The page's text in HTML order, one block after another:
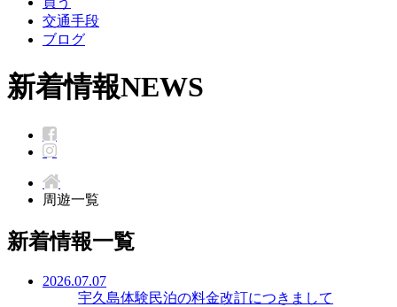
交通手段
ブログ
新着情報NEWS
周遊一覧
新着情報一覧
2026.07.07
宇久島体験民泊の料金改訂につきまして